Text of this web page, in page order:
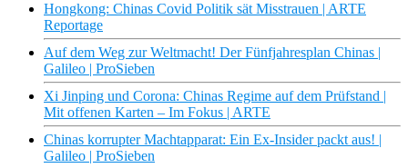
Hongkong: Chinas Covid Politik sät Misstrauen | ARTE
Reportage
Auf dem Weg zur Weltmacht! Der Fünfjahresplan Chinas |
Galileo | ProSieben
Xi Jinping und Corona: Chinas Regime auf dem Prüfstand |
Mit offenen Karten – Im Fokus | ARTE
Chinas korrupter Machtapparat: Ein Ex-Insider packt aus! |
Galileo | ProSieben